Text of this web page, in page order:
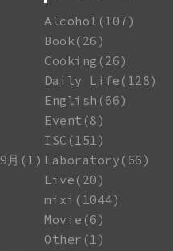
9月(1)
Alcohol(107)
Book(26)
Cooking(26)
Daily Life(128)
English(66)
Event(8)
ISC(151)
Laboratory(66)
Live(20)
mixi(1044)
Movie(6)
Other(1)